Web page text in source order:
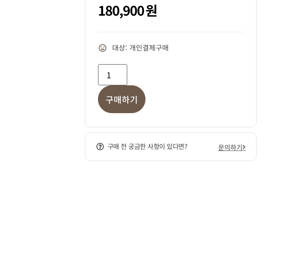
180,900원
대상: 개인결제구매
구매하기
구매 전 궁금한 사항이 있다면? 문의하기